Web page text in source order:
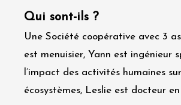
Qui sont-ils ?
Une Société coopérative avec 3
est menuisier, Yann est ingénieur
l’impact des activités humaines
écosystèmes, Leslie est docteur